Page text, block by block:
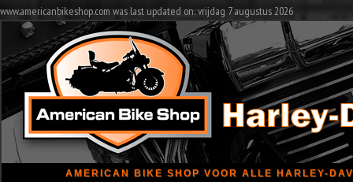
www.americanbikeshop.com was last updated on: vrijdag 7 augustus 2026
AMERICAN BIKE SHOP VOOR ALLE HARLEY-